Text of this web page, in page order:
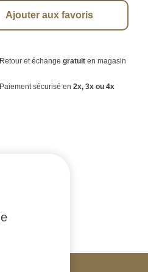
Ajouter aux favoris
Retour et échange gratuiten magasin
Paiement sécurisé en 2x, 3x ou 4x